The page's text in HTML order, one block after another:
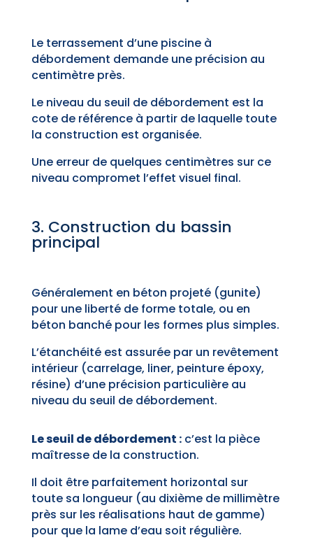
Le terrassement d’une piscine à
débordement demande une précision au
centimètre près.
Le niveau du seuil de débordement est la
cote de référence à partir de laquelle toute
la construction est organisée.
Une erreur de quelques centimètres sur ce
niveau compromet l’effet visuel final.
3. Construction du bassin
principal
Généralement en béton projeté (gunite)
pour une liberté de forme totale, ou en
béton banché pour les formes plus simples.
L’étanchéité est assurée par un revêtement
intérieur (carrelage, liner, peinture époxy,
résine) d’une précision particulière au
niveau du seuil de débordement.
Le seuil de débordement :c’est la pièce
maîtresse de la construction.
Il doit être parfaitement horizontal sur
toute sa longueur (au dixième de millimètre
près sur les réalisations haut de gamme)
pour que la lame d’eau soit régulière.